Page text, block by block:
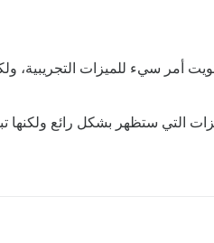
أمر سيء للميزات
التي ستظهر بشكل رائع